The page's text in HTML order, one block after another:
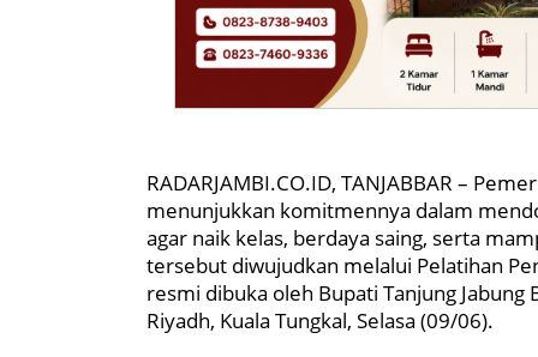
RADARJAMBI.CO.ID, TANJABBAR –
menunjukkan komitmennya dalam
agar naik kelas, berdaya saing, serta
tersebut diwujudkan melalui Pelatihan
resmi dibuka oleh Bupati Tanjung Jabung
Riyadh, Kuala Tungkal, Selasa (09/06).